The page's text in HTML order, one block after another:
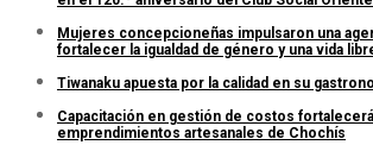
Mujeres concepcioneñas impulsaron una
fortalecer la igualdad de género y una vida
Tiwanaku apuesta por la calidad en su
Capacitación en gestión de costos
emprendimientos artesanales de Chochís